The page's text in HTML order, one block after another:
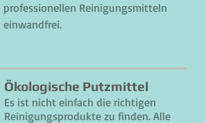
professionellen Reinigungsmitteln
einwandfrei.
Ökologische Putzmittel
Es ist nicht einfach die richtigen
Reinigungsprodukte zu finden. Alle